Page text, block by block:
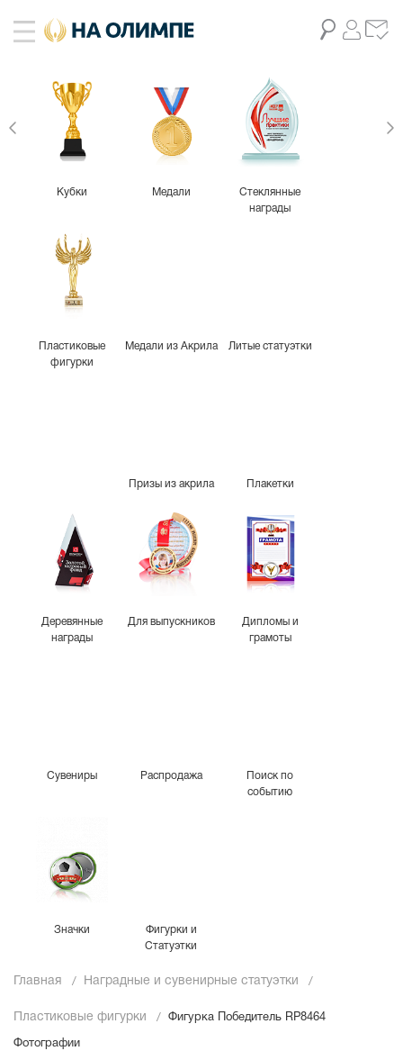
Кубки Медали
Стеклянные
награды
Пластиковые
фигурки
Медали из Акрила Литые статуэтки
Призы из акрила Плакетки
Деревянные
награды
Для выпускников
Дипломы и
грамоты
Сувениры Распродажа
Поиск по
событию
Значки
Фигурки и
Статуэтки
Главная Наградные и сувенирные статуэтки
Пластиковые фигурки Фигурка Победитель RP8464
Фотографии